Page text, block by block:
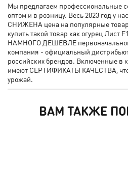
Мы предлагаем профессиональные
оптом и в розницу. Весь 2023 год у
СНИЖЕНА цена на популярные
купить такой товар как огурец Лист
НАМНОГО ДЕШЕВЛЕ
компания - официальный
российских брендов. Включенные в
имеют СЕРТИФИКАТЫ КАЧЕСТВА, что
урожай.
ВАМ ТАКЖЕ